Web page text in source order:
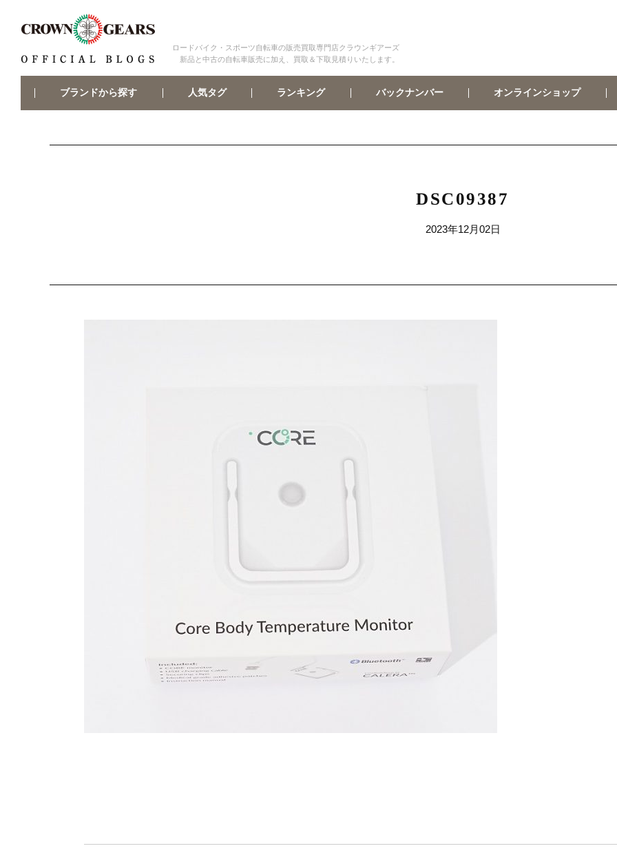
ロードバイク・スポーツ自転車の販売買取専門店クラウンギアーズ
新品と中古の自転車販売に加え、買取＆下取見積りいたします。
ブランドから探す 人気タグ ランキング バックナンバー オンラインショップ
DSC09387
2023年12月02日